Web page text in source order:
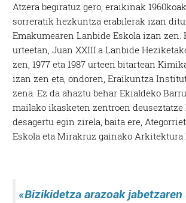
Atzera begiratuz gero, eraikinak
sorreratik hezkuntza erabilerak izan
Emakumearen Lanbide Eskola izan zen.
urteetan, Juan XXIII.a Lanbide
zen, 1977 eta 1987 urteen bitartean
izan zen eta, ondoren, Eraikuntza
zena. Ez da ahaztu behar Ekialdeko
mailako ikasketen zentroen deuseztatze
desagertu egin zirela, baita ere,
Eskola eta Mirakruz gainako Arkitektura
«Bizikidetza arazoak